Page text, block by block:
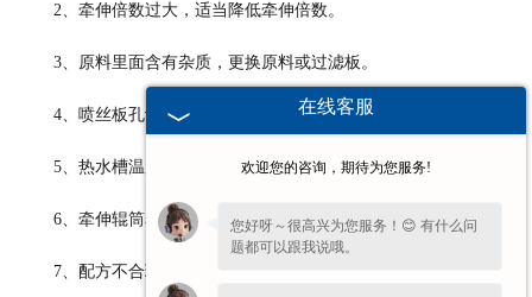
2、牵伸倍数过大，适当降低牵伸倍数。
3、原料里面含有杂质，更换原料或过滤板。
4、喷丝板孔设计不合理，应修改或更换喷丝板。
5、热水槽温度偏低，提高热水槽温度。
6、牵伸辊筒表面毛糙，应重新打******辊筒表面。
7、配方不合理，调整配方。
在线客服
欢迎您的咨询，期待为您服务!
您好呀～很高兴为您服务！😊 有什么问
题都可以跟我说哦。